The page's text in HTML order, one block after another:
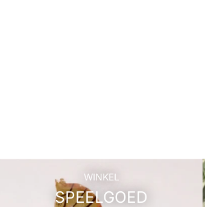
WINKEL
SPEELGOED